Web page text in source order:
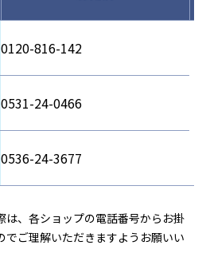
0120-816-142
0531-24-0466
0536-24-3677
は、各ショップの電話番号からお掛
でご理解いただきますようお願いい